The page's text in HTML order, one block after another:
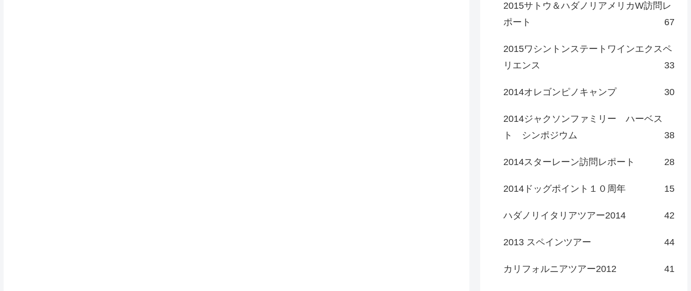
2015サトウ＆ハダノリアメリカW訪問レ
ポート
67
2015ワシントンステートワインエクスペ
リエンス
33
2014オレゴンピノキャンプ 30
2014ジャクソンファミリー ハーベス
ト シンポジウム
38
2014スターレーン訪問レポート 28
2014ドッグポイント１０周年 15
ハダノリイタリアツアー2014 42
2013 スペインツアー 44
カリフォルニアツアー2012 41